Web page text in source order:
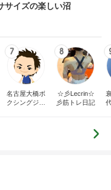
サイズの楽しい沼
7
名古屋大橋ボ
クシングジム
8
☆彡Lecrin☆
彡筋トレ日記